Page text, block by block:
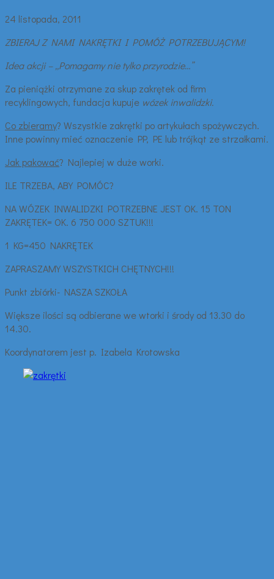
24 listopada, 2011
ZBIERAJ Z NAMI NAKRĘTKI I POMÓŻ POTRZEBUJĄCYM!
Idea akcji – „Pomagamy nie tylko przyrodzie…”
Za pieniążki otrzymane za skup zakrętek od firm
recyklingowych, fundacja kupuje wózek inwalidzki.
Co zbieramy? Wszystkie zakrętki po artykułach spożywczych.
Inne powinny mieć oznaczenie PP, PE lub trójkąt ze strzałkami.
Jak pakować? Najlepiej w duże worki.
ILE TRZEBA, ABY POMÓC?
NA WÓZEK INWALIDZKI POTRZEBNE JEST OK. 15 TON
ZAKRĘTEK= OK. 6 750 000 SZTUK!!!
1 KG=450 NAKRĘTEK
ZAPRASZAMY WSZYSTKICH CHĘTNYCH!!!
Punkt zbiórki- NASZA SZKOŁA
Większe ilości są odbierane we wtorki i środy od 13.30 do
14.30.
Koordynatorem jest p. Izabela Krotowska